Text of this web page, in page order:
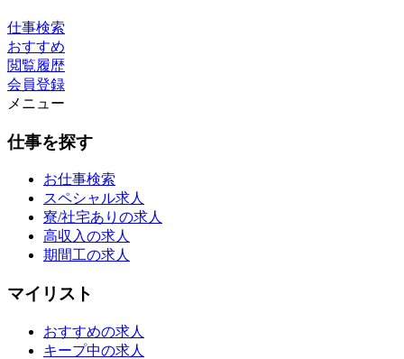
仕事検索
おすすめ
閲覧履歴
会員登録
メニュー
仕事を探す
お仕事検索
スペシャル求人
寮/社宅ありの求人
高収入の求人
期間工の求人
マイリスト
おすすめの求人
キープ中の求人